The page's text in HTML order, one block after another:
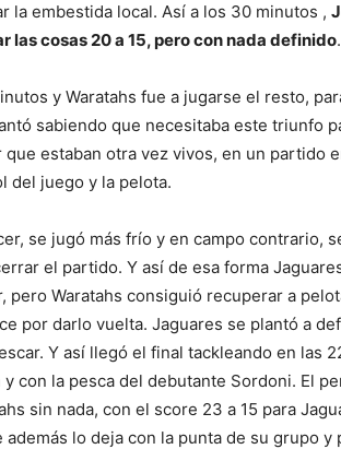
la embestida local. Así a los 30 minutos ,
las cosas 20 a 15, pero con nada definido.
y Waratahs fue a jugarse el resto,
sabiendo que necesitaba este triunfo
estaban otra vez vivos, en un partido
del juego y la pelota.
se jugó más frío y en campo contrario,
el partido. Y así de esa forma
pero Waratahs consiguió recuperar a
por darlo vuelta. Jaguares se plantó a
Y así llegó el final tackleando en las
con la pesca del debutante Sordoni. El
sin nada, con el score 23 a 15 para
lo deja con la punta de su grupo